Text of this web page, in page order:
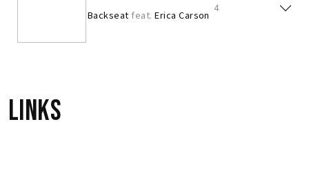
Backseatfeat.Erica Carson
4
Links